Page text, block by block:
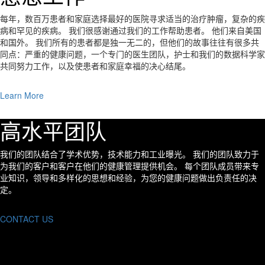
每年，数百万患者和家庭选择最好的医院寻求适当的治疗肿瘤，复杂的疾
病和罕见的疾病。 我们很感谢通过我们的工作帮助患者。 他们来自美国
和国外。 我们所有的患者都是独一无二的，但他们的故事往往有很多共
同点：严重的健康问题，一个专门的医生团队，护士和我们的数据科学家
共同努力工作，以及使患者和家庭幸福的决心结尾。
Learn More
高水平团队
我们的团队结合了学术优势，技术能力和工业曝光。 我们的团队致力于
为我们的客户和客户在他们的健康管理提供机会。 每个团队成员带来专
业知识，领导和多样化的思想和经验，为您的健康问题做出负责任的决
定。
CONTACT US